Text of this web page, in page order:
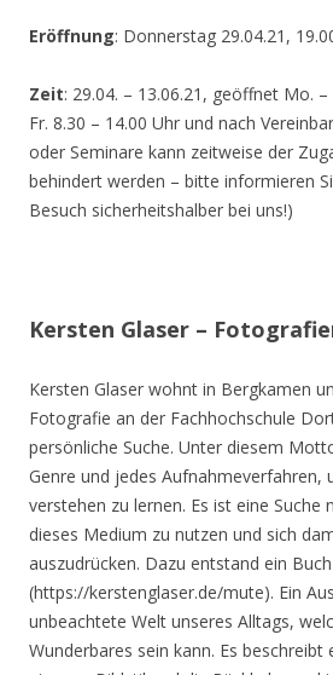
Eröffnung: Donnerstag 29.04.21,
Zeit: 29.04. – 13.06.21, geöffnet Mo.
Fr. 8.30 – 14.00 Uhr und nach
oder Seminare kann zeitweise der
behindert werden – bitte informieren
Besuch sicherheitshalber bei uns!)
Kersten Glaser –
Kersten Glaser wohnt in Bergkamen
Fotografie an der Fachhochschule
persönliche Suche. Unter diesem
Genre und jedes Aufnahmeverfahren,
verstehen zu lernen. Es ist eine Suche
dieses Medium zu nutzen und sich
auszudrücken. Dazu entstand ein
(https://kerstenglaser.de/mute). Ein
unbeachtete Welt unseres Alltags,
Wunderbares sein kann. Es beschreibt